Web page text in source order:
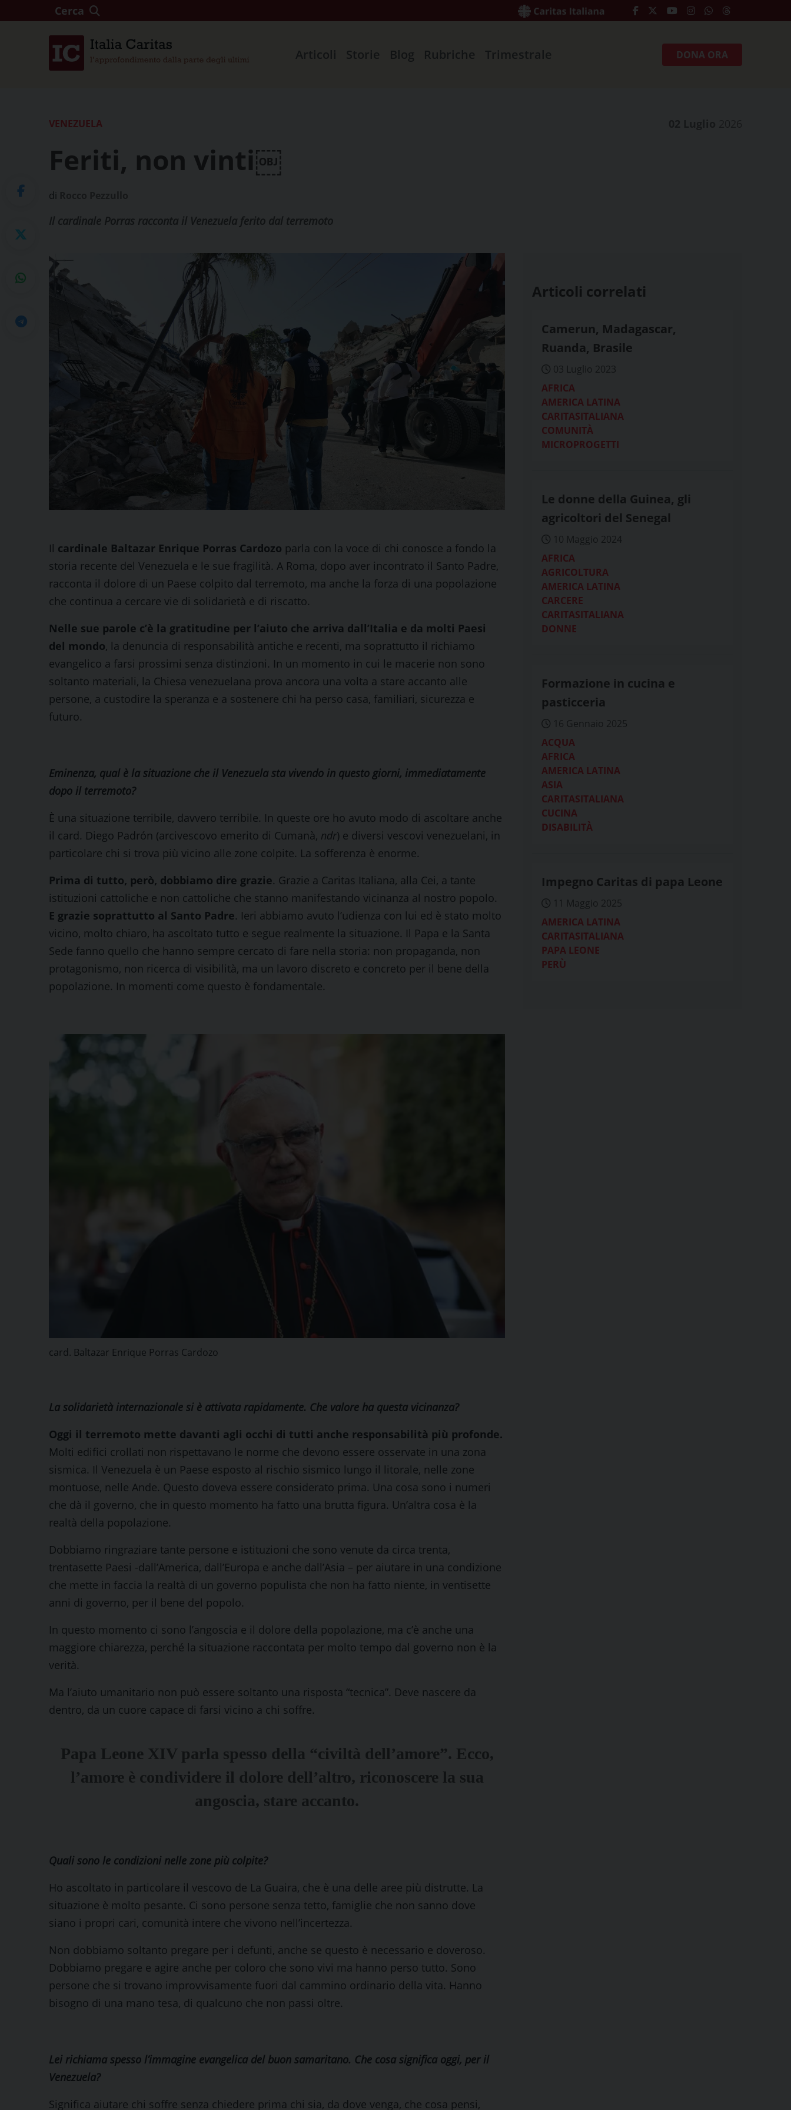
Cerca
Articoli Storie Blog Rubriche Trimestrale DONA ORA
VENEZUELA
Feriti, non vinti￼
di
Il cardinale Porras racconta il Venezuela ferito dal terremoto
Il cardinale Baltazar Enrique Porras Cardozo parla con la voce di chi conosce a fondo la
storia recente del Venezuela e le sue fragilità. A Roma, dopo aver incontrato il Santo Padre,
racconta il dolore di un Paese colpito dal terremoto, ma anche la forza di una popolazione
che continua a cercare vie di solidarietà e di riscatto.
Nelle sue parole c’è la gratitudine per l’aiuto che arriva dall’Italia e da molti Paesi
del mondo, la denuncia di responsabilità antiche e recenti, ma soprattutto il richiamo
evangelico a farsi prossimi senza distinzioni. In un momento in cui le macerie non sono
soltanto materiali, la Chiesa venezuelana prova ancora una volta a stare accanto alle
persone, a custodire la speranza e a sostenere chi ha perso casa, familiari, sicurezza e
futuro.
Eminenza, qual è la situazione che il Venezuela sta vivendo in questo giorni, immediatamente
dopo il terremoto?
È una situazione terribile, davvero terribile. In queste ore ho avuto modo di ascoltare anche
il card. Diego Padrón (arcivescovo emerito di Cumanà, ndr) e diversi vescovi venezuelani, in
particolare chi si trova più vicino alle zone colpite. La sofferenza è enorme.
Prima di tutto, però, dobbiamo dire grazie. Grazie a Caritas Italiana, alla Cei, a tante
istituzioni cattoliche e non cattoliche che stanno manifestando vicinanza al nostro popolo.
E grazie soprattutto al Santo Padre. Ieri abbiamo avuto l’udienza con lui ed è stato molto
vicino, molto chiaro, ha ascoltato tutto e segue realmente la situazione. Il Papa e la Santa
Sede fanno quello che hanno sempre cercato di fare nella storia: non propaganda, non
protagonismo, non ricerca di visibilità, ma un lavoro discreto e concreto per il bene della
popolazione. In momenti come questo è fondamentale.
card. Baltazar Enrique Porras Cardozo
La solidarietà internazionale si è attivata rapidamente. Che valore ha questa vicinanza?
Oggi il terremoto mette davanti agli occhi di tutti anche responsabilità più profonde.
Molti edifici crollati non rispettavano le norme che devono essere osservate in una zona
sismica. Il Venezuela è un Paese esposto al rischio sismico lungo il litorale, nelle zone
montuose, nelle Ande. Questo doveva essere considerato prima. Una cosa sono i numeri
che dà il governo, che in questo momento ha fatto una brutta figura. Un’altra cosa è la
realtà della popolazione.
Dobbiamo ringraziare tante persone e istituzioni che sono venute da circa trenta,
trentasette Paesi -dall’America, dall’Europa e anche dall’Asia – per aiutare in una condizione
che mette in faccia la realtà di un governo populista che non ha fatto niente, in ventisette
anni di governo, per il bene del popolo.
In questo momento ci sono l’angoscia e il dolore della popolazione, ma c’è anche una
maggiore chiarezza, perché la situazione raccontata per molto tempo dal governo non è la
verità.
Ma l’aiuto umanitario non può essere soltanto una risposta “tecnica”. Deve nascere da
dentro, da un cuore capace di farsi vicino a chi soffre.
Papa Leone XIV parla spesso della “civiltà dell’amore”. Ecco,
l’amore è condividere il dolore dell’altro, riconoscere la sua
angoscia, stare accanto.
Quali sono le condizioni nelle zone più colpite?
Ho ascoltato in particolare il vescovo de La Guaira, che è una delle aree più distrutte. La
situazione è molto pesante. Ci sono persone senza tetto, famiglie che non sanno dove
siano i propri cari, comunità intere che vivono nell’incertezza.
Non dobbiamo soltanto pregare per i defunti, anche se questo è necessario e doveroso.
Dobbiamo pregare e agire anche per coloro che sono vivi ma hanno perso tutto. Sono
persone che si trovano improvvisamente fuori dal cammino ordinario della vita. Hanno
bisogno di una mano tesa, di qualcuno che non passi oltre.
Lei richiama spesso l’immagine evangelica del buon samaritano. Che cosa significa oggi, per il
Venezuela?
Significa aiutare chi soffre senza chiedere prima chi sia, da dove venga, che cosa pensi,
Articoli correlati
Camerun, Madagascar,
Ruanda, Brasile
03 Luglio 2023
AFRICA
AMERICA LATINA
CARITASITALIANA
COMUNITÀ
MICROPROGETTI
Le donne della Guinea, gli
agricoltori del Senegal
10 Maggio 2024
AFRICA
AGRICOLTURA
AMERICA LATINA
CARCERE
CARITASITALIANA
DONNE
Formazione in cucina e
pasticceria
16 Gennaio 2025
ACQUA
AFRICA
AMERICA LATINA
ASIA
CARITASITALIANA
CUCINA
DISABILITÀ
Impegno Caritas di papa Leone
11 Maggio 2025
AMERICA LATINA
CARITASITALIANA
PAPA LEONE
PERÙ